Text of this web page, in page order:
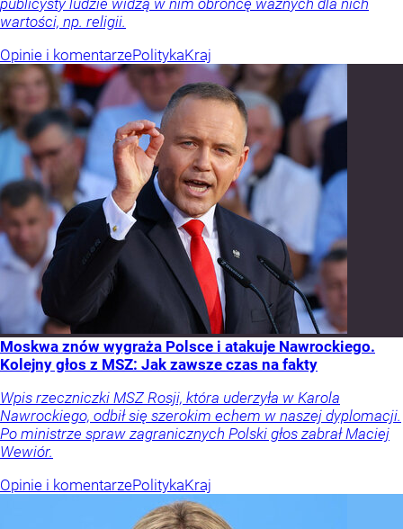
wartości, np. religii.
Opinie i komentarzePolitykaKraj
Moskwa znów wygraża Polsce i atakuje Nawrockiego.
Kolejny głos z MSZ: Jak zawsze czas na fakty
Wpis rzeczniczki MSZ Rosji, która uderzyła w Karola
Nawrockiego, odbił się szerokim echem w naszej dyplomacji.
Po ministrze spraw zagranicznych Polski głos zabrał Maciej
Wewiór.
Opinie i komentarzePolitykaKraj